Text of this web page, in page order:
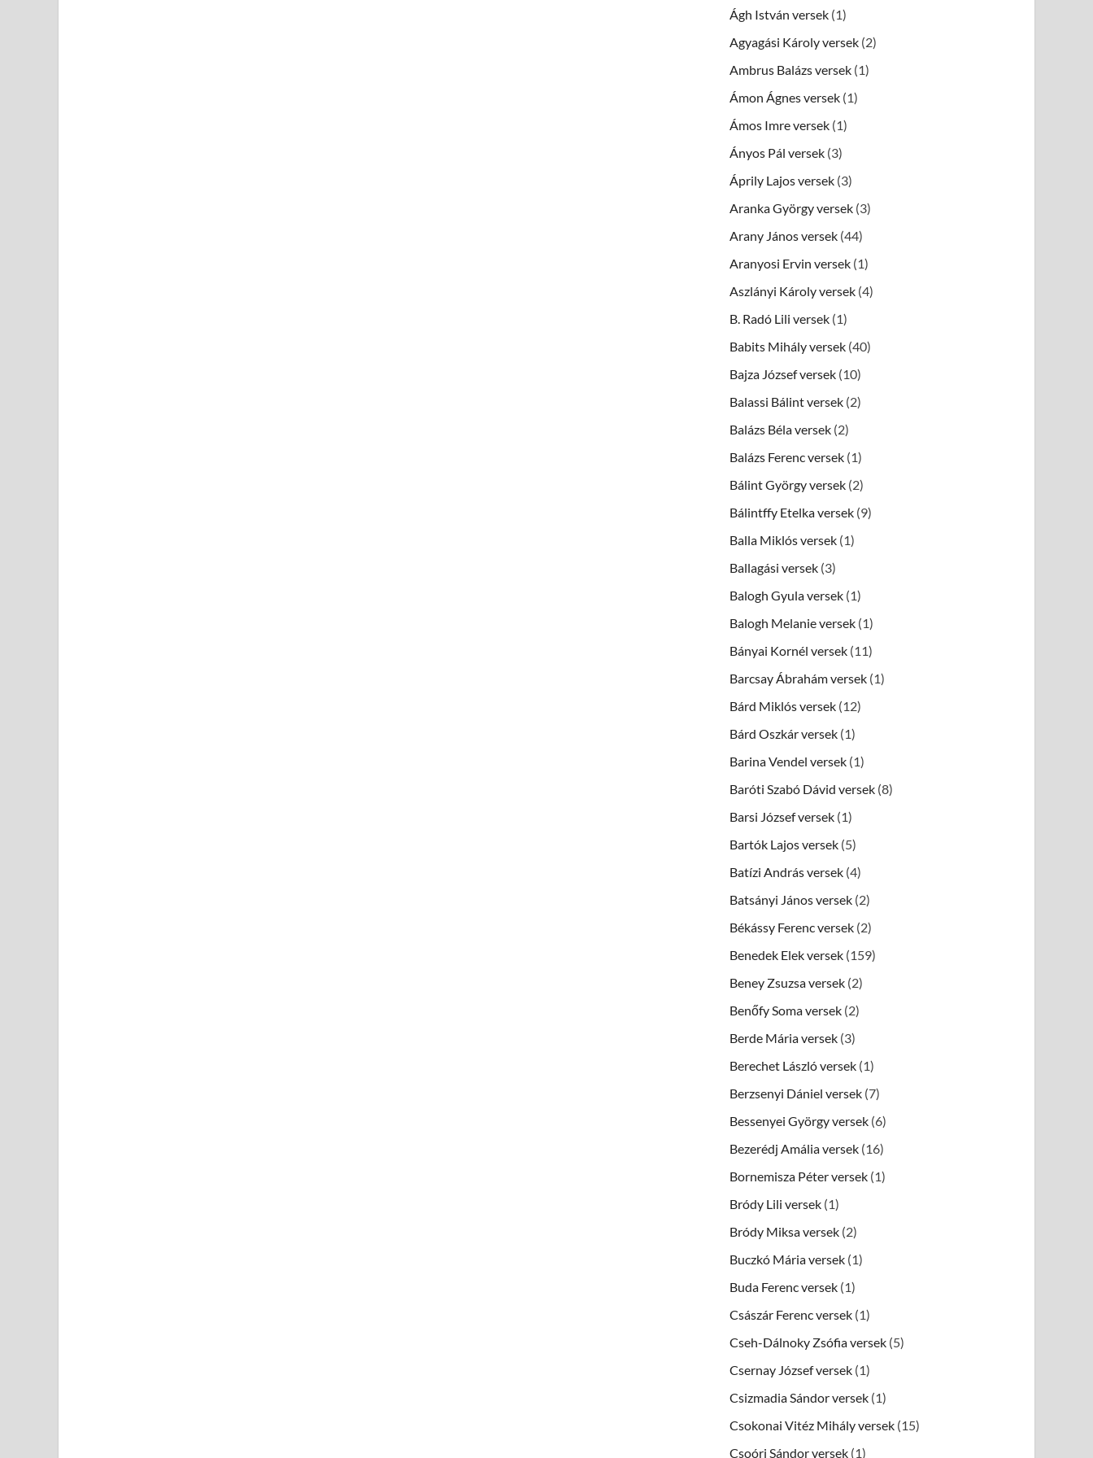
Ágh István versek (1)
Agyagási Károly versek (2)
Ambrus Balázs versek (1)
Ámon Ágnes versek (1)
Ámos Imre versek (1)
Ányos Pál versek (3)
Áprily Lajos versek (3)
Aranka György versek (3)
Arany János versek (44)
Aranyosi Ervin versek (1)
Aszlányi Károly versek (4)
B. Radó Lili versek (1)
Babits Mihály versek (40)
Bajza József versek (10)
Balassi Bálint versek (2)
Balázs Béla versek (2)
Balázs Ferenc versek (1)
Bálint György versek (2)
Bálintffy Etelka versek (9)
Balla Miklós versek (1)
Ballagási versek (3)
Balogh Gyula versek (1)
Balogh Melanie versek (1)
Bányai Kornél versek (11)
Barcsay Ábrahám versek (1)
Bárd Miklós versek (12)
Bárd Oszkár versek (1)
Barina Vendel versek (1)
Baróti Szabó Dávid versek (8)
Barsi József versek (1)
Bartók Lajos versek (5)
Batízi András versek (4)
Batsányi János versek (2)
Békássy Ferenc versek (2)
Benedek Elek versek (159)
Beney Zsuzsa versek (2)
Benőfy Soma versek (2)
Berde Mária versek (3)
Berechet László versek (1)
Berzsenyi Dániel versek (7)
Bessenyei György versek (6)
Bezerédj Amália versek (16)
Bornemisza Péter versek (1)
Bródy Lili versek (1)
Bródy Miksa versek (2)
Buczkó Mária versek (1)
Buda Ferenc versek (1)
Császár Ferenc versek (1)
Cseh-Dálnoky Zsófia versek (5)
Csernay József versek (1)
Csizmadia Sándor versek (1)
Csokonai Vitéz Mihály versek (15)
Csoóri Sándor versek (1)